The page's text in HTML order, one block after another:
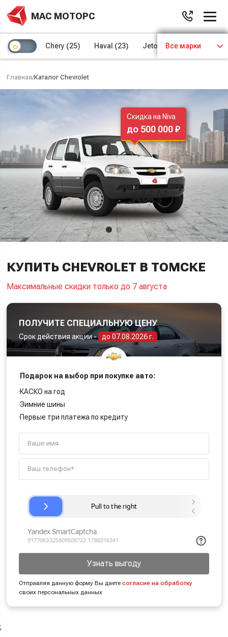
МАС МОТОРС
Chery (25) Haval (23) Jetour (8) Kaiyi (4)
Все марки
Главная/Каталог Chevrolet
КУПИТЬ CHEVROLET В ТОМСКЕ
Максимальные скидки только до 7 августа
ПОЛУЧИТЕ СПЕЦИАЛЬНУЮ ЦЕНУ
Срок действия акции - до 07.08.2026 г.
Подарок на выбор при покупке авто:
КАСКО на год
Зимние шины
Первые три платежа по кредиту
Узнать выгоду
Отправляя данную форму Вы даетесогласие на обработку
своих персональных данных
Скидка на Niva
до 500 000 ₽
;